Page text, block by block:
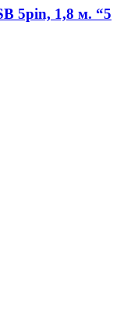
5pin, 1,8 м. “5